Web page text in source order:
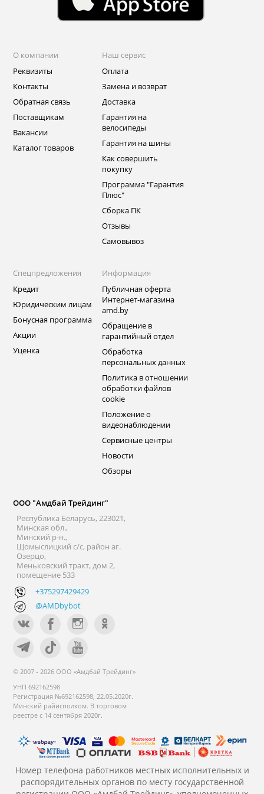
О компании
Реквизиты
Контакты
Обратная связь
Поставщикам
Вакансии
Каталог товаров
Наш сервис
Оплата
Замена и возврат
Доставка
Гарантия на
велосипеды
Гарантия на шины
Как совершить
покупку
Программа "Гарантия
Плюс"
Сборка ПК
Отзывы
Самовывоз
Спецпредложения
Кредит
Юридическим лицам
Бонусная программа
Акции
Уценка
Информация
Публичная оферта
Интернет-магазина
amd.by
Обращение в
гарантийный отдел
Обработка
персональных данных
Политика в отношении
обработки файлов
cookie
Положение о
видеонаблюдении
Сервисные центры
Новости
Обзоры
ООО "Амдбай Трейдинг"
Республика Беларусь, 223021,
Минская обл.,
Минский р-н.,
Щомыслицкий с/с, район аг.
Озерцо,
Меньковский тракт, дом 2,
помещение 533
+375297429429
@AMDbybot
© 2007 - 2026 ООО «Амдбай Трейдинг»
УНП 692162598
Регистрация №692162598, 22.05.2020г.
Минский райисполком. В торговом
реестре с 14 сентября 2020г.
Номер телефона работников местных исполнительных и
распорядительных органов по месту государственной